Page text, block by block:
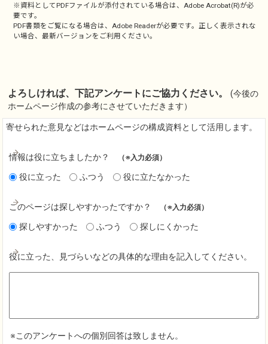
※資料としてPDFファイルが添付されている場合は、Adobe Acrobat(R)が必
要です。
PDF書類をご覧になる場合は、Adobe Readerが必要です。正しく表示されな
い場合、最新バージョンをご利用ください。